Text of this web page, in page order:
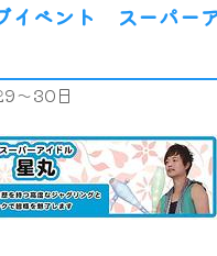
イベント スーパー
～30日
をお伺いします。